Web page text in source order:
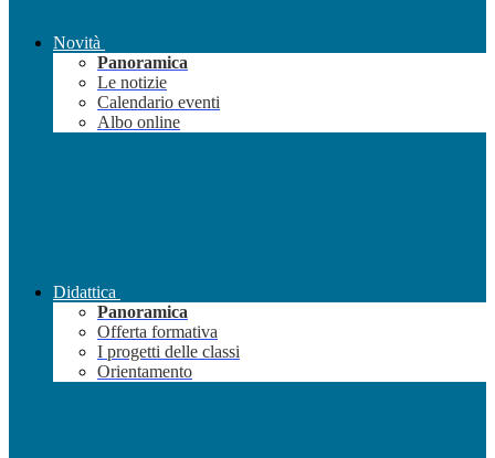
Novità
Panoramica
Le notizie
Calendario eventi
Albo online
Didattica
Panoramica
Offerta formativa
I progetti delle classi
Orientamento